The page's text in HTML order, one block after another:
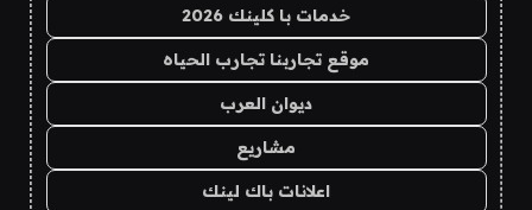
خدمات با كلينك 2026
موقع تجاربنا تجارب الحياه
ديوان العرب
مشاريع
اعلانات باك لينك